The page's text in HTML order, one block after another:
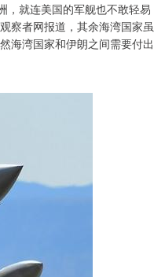
，就连美国的军舰也不敢轻易
察者网报道，其余海湾国家虽
海湾国家和伊朗之间需要付出